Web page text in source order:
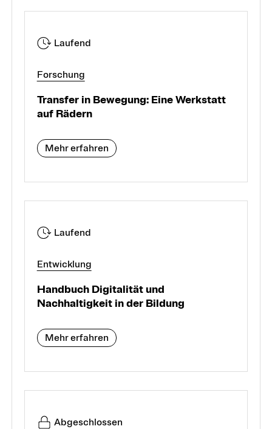
Laufend
Forschung
Transfer in Bewegung: Eine Werkstatt
auf Rädern
Mehr erfahren
Laufend
Entwicklung
Handbuch Digitalität und
Nachhaltigkeit in der Bildung
Mehr erfahren
Abgeschlossen